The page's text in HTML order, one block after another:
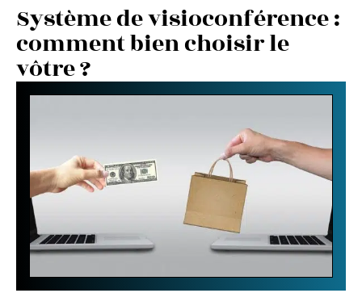
Système de visioconférence :
comment bien choisir le
vôtre ?